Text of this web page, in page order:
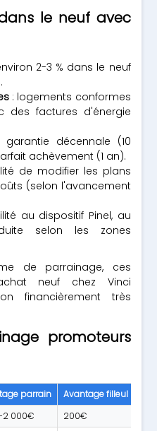
le neuf avec
2-3 % dans le neuf
: logements conformes
des factures d'énergie
décennale (10
achèvement (1 an).
de modifier les plans
(selon l'avancement
au dispositif Pinel, au
selon les zones
de parrainage, ces
neuf chez Vinci
financièrement très
promoteurs
parrain Avantage filleul
2 000€ 200€